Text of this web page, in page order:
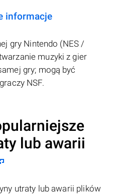
informacje
gry Nintendo (NES /
muzyki z gier
gry; mogą być
NSF.
lub awarii
utraty lub awarii plików